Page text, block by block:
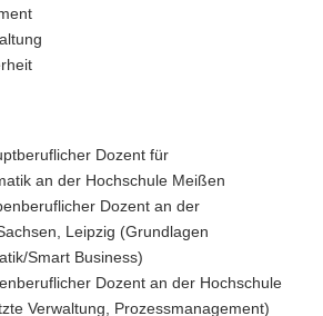
Dozent für
an der Hochschule Meißen
Dozent an der
Leipzig (Grundlagen
Smart Business)
Dozent an der Hochschule
Verwaltung, Prozessmanagement)